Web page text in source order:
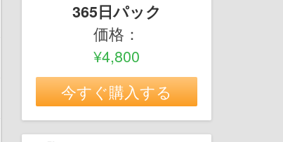
365日パック
価格：
¥4,800
今すぐ購入する